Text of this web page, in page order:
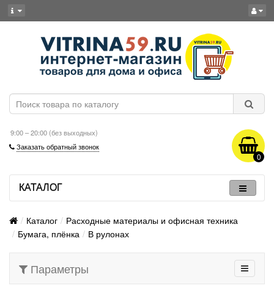
9:00 – 20:00 (без выходных)
Заказать обратный звонок
0
КАТАЛОГ
Каталог
Расходные материалы и офисная техника
Бумага, плёнка
В рулонах
Параметры